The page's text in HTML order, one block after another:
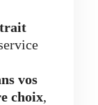
vos
choix,